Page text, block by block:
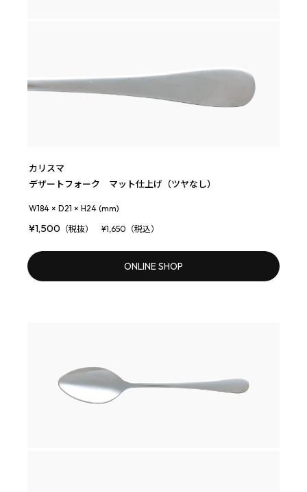
カリスマ
デザートフォーク マット仕上げ（ツヤなし）
W184 × D21 × H24 (mm)
¥1,500 （税抜） ¥1,650（税込）
ONLINE SHOP